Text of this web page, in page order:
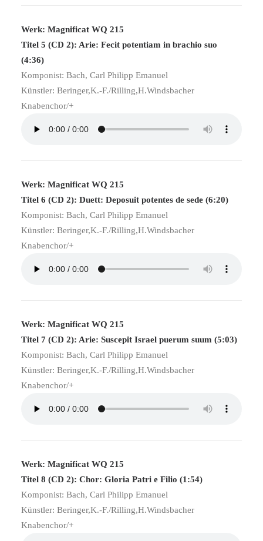
Werk: Magnificat WQ 215
Titel 5 (CD 2): Arie: Fecit potentiam in brachio suo
(4:36)
Komponist: Bach, Carl Philipp Emanuel
Künstler: Beringer,K.-F./Rilling,H.Windsbacher
Knabenchor/+
Werk: Magnificat WQ 215
Titel 6 (CD 2): Duett: Deposuit potentes de sede (6:20)
Komponist: Bach, Carl Philipp Emanuel
Künstler: Beringer,K.-F./Rilling,H.Windsbacher
Knabenchor/+
Werk: Magnificat WQ 215
Titel 7 (CD 2): Arie: Suscepit Israel puerum suum (5:03)
Komponist: Bach, Carl Philipp Emanuel
Künstler: Beringer,K.-F./Rilling,H.Windsbacher
Knabenchor/+
Werk: Magnificat WQ 215
Titel 8 (CD 2): Chor: Gloria Patri e Filio (1:54)
Komponist: Bach, Carl Philipp Emanuel
Künstler: Beringer,K.-F./Rilling,H.Windsbacher
Knabenchor/+